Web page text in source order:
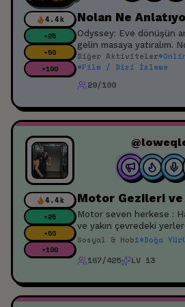
4.4k
+25
+50
+100
Nolan Ne
Odyssey: Eve dönüşün
Diğer Aktiviteler#
#Film / Dizi İzleme
29/100
4.4k
+25
+50
+100
Motor Gezileri ve
Motor seven herkese :
ve yakın çevredeki
sürücü olarak katılım
farketmeksizin bi
Sosyal & Hobi#Doğa
167/425 LV 13